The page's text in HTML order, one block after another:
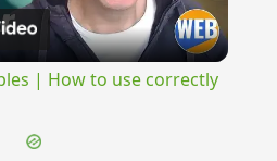
Video
| How to use correctly